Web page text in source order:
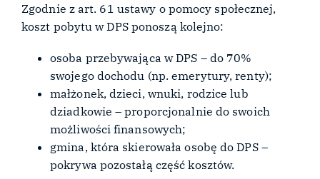
Zgodnie z art. 61 ustawy o pomocy społecznej,
koszt pobytu w DPS ponoszą kolejno:
osoba przebywająca w DPS – do 70%
swojego dochodu (np. emerytury, renty);
małżonek, dzieci, wnuki, rodzice lub
dziadkowie – proporcjonalnie do swoich
możliwości finansowych;
gmina, która skierowała osobę do DPS –
pokrywa pozostałą część kosztów.